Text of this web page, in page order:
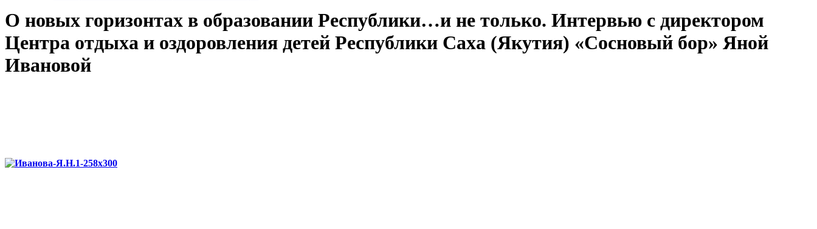
О новых горизонтах в образовании Республики…и не только. Интервью с директором
Центра отдыха и оздоровления детей Республики Саха (Якутия) «Сосновый бор» Яной
Ивановой